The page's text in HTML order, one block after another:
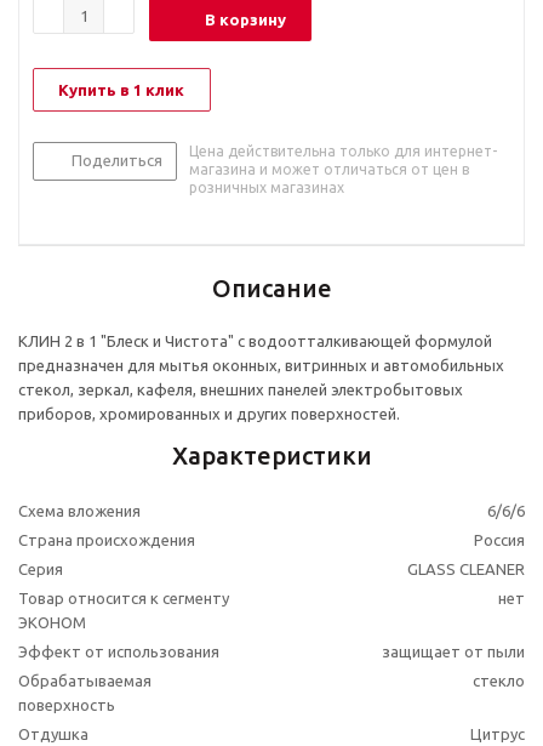
В корзину
Купить в 1 клик
Поделиться
Цена действительна только для интернет-
магазина и может отличаться от цен в
розничных магазинах
Описание
КЛИН 2 в 1 "Блеск и Чистота" с водоотталкивающей формулой
предназначен для мытья оконных, витринных и автомобильных
стекол, зеркал, кафеля, внешних панелей электробытовых
приборов, хромированных и других поверхностей.
Характеристики
Схема вложения
6/6/6
Страна происхождения
Россия
Серия
GLASS CLEANER
Товар относится к сегменту
ЭКОНОМ
нет
Эффект от использования
защищает от пыли
Обрабатываемая
поверхность
стекло
Отдушка
Цитрус